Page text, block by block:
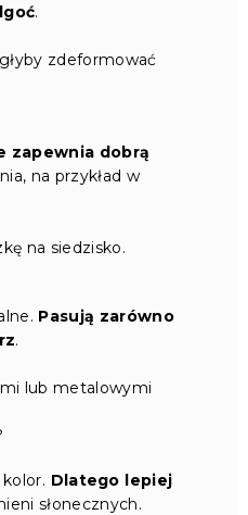
.
zdeformować
zapewnia dobrą
na przykład w
na siedzisko.
Pasują zarówno
.
lub metalowymi
Dlatego lepiej
słonecznych.